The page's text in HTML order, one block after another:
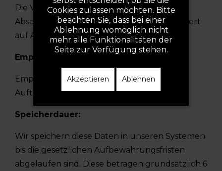
Die Verarbeitung der Daten, die für den
Abschluss des Vertrages erforderlich ist, basiert
auf Art. 6 Abs. 1 lit. b DSGVO.
Empfänger:
Empfänger der Daten sind ggf.
Auftragsverarbeiter.
Speicherdauer:
Wir speichern diese Daten in unseren Systemen
bis die gesetzlichen Aufbewahrungsfristen
abgelaufen sind. Diese betragen grundsätzlich 6
Cookies zulassen möchten. Bitte
beachten Sie, dass bei einer
Ablehnung womöglich nicht
mehr alle Funktionalitäten der
Seite zur Verfügung stehen.
Akzeptieren Ablehnen